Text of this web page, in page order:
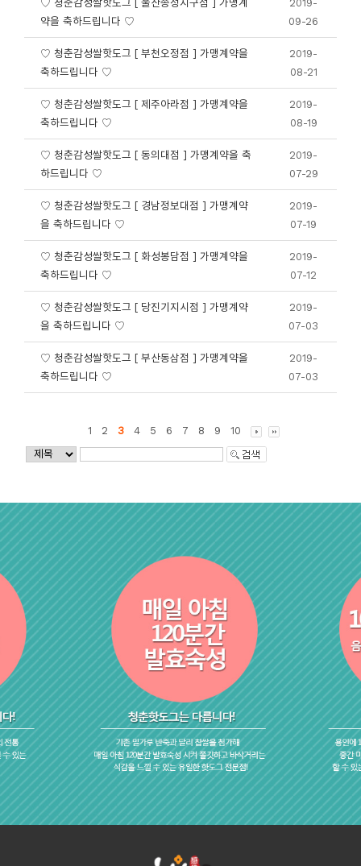
♡ 청춘감성쌀핫도그 [ 울산송정지구점 ] 가맹계
약을 축하드립니다 ♡
2019-
09-26
♡ 청춘감성쌀핫도그 [ 부천오정점 ] 가맹계약을
축하드립니다 ♡
2019-
08-21
♡ 청춘감성쌀핫도그 [ 제주아라점 ] 가맹계약을
축하드립니다 ♡
2019-
08-19
♡ 청춘감성쌀핫도그 [ 동의대점 ] 가맹계약을 축
하드립니다 ♡
2019-
07-29
♡ 청춘감성쌀핫도그 [ 경남정보대점 ] 가맹계약
을 축하드립니다 ♡
2019-
07-19
♡ 청춘감성쌀핫도그 [ 화성봉담점 ] 가맹계약을
축하드립니다 ♡
2019-
07-12
♡ 청춘감성쌀핫도그 [ 당진기지시점 ] 가맹계약
을 축하드립니다 ♡
2019-
07-03
♡ 청춘감성쌀핫도그 [ 부산동삼점 ] 가맹계약을
축하드립니다 ♡
2019-
07-03
1 2 3 4 5 6 7 8 9 10